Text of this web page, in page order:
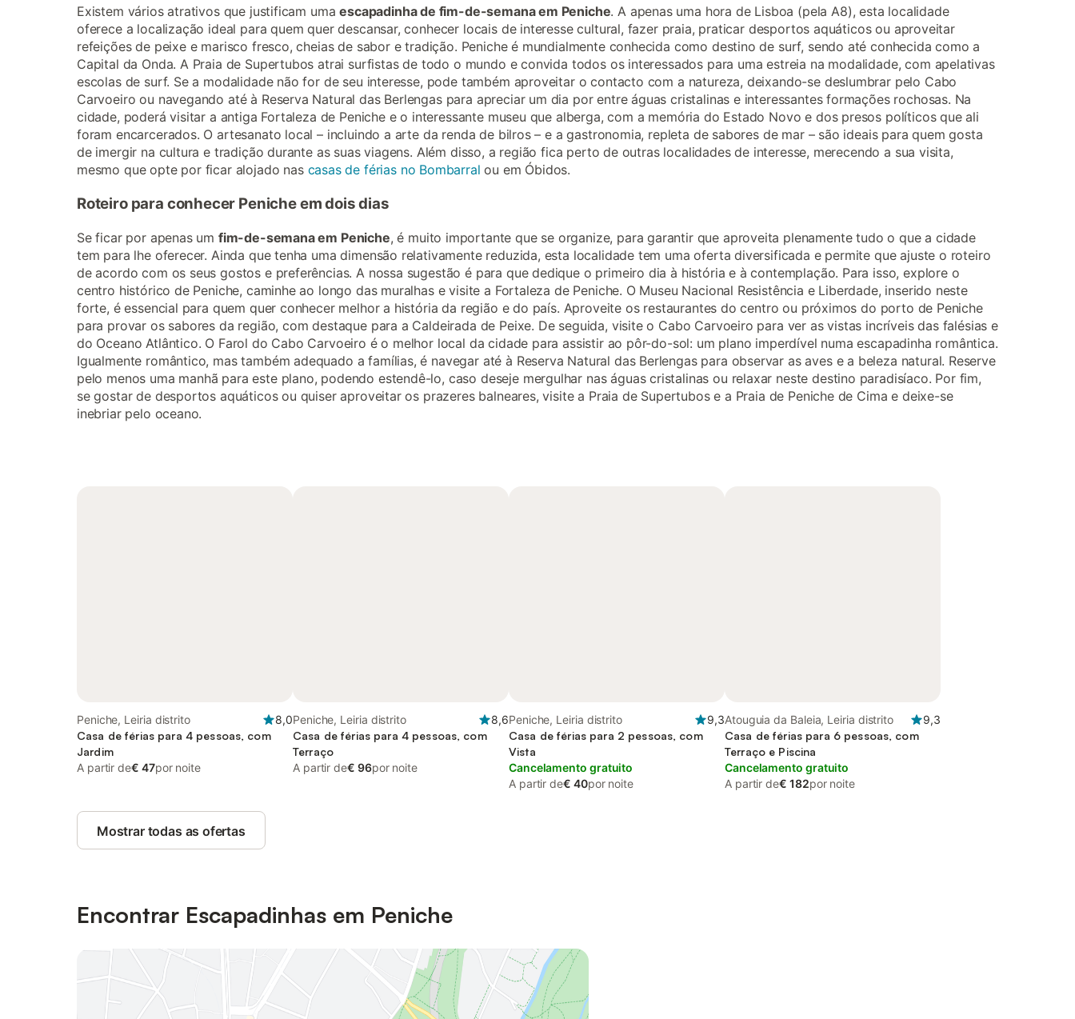
Existem vários atrativos que justificam umaescapadinha de fim-de-semana em Peniche. A apenas uma hora de Lisboa (pela A8), esta localidade
oferece a localização ideal para quem quer descansar, conhecer locais de interesse cultural, fazer praia, praticar desportos aquáticos ou aproveitar
refeições de peixe e marisco fresco, cheias de sabor e tradição. Peniche é mundialmente conhecida como destino de surf, sendo até conhecida como a
Capital da Onda. A Praia de Supertubos atrai surfistas de todo o mundo e convida todos os interessados para uma estreia na modalidade, com apelativas
escolas de surf. Se a modalidade não for de seu interesse, pode também aproveitar o contacto com a natureza, deixando-se deslumbrar pelo Cabo
Carvoeiro ou navegando até à Reserva Natural das Berlengas para apreciar um dia por entre águas cristalinas e interessantes formações rochosas. Na
cidade, poderá visitar a antiga Fortaleza de Peniche e o interessante museu que alberga, com a memória do Estado Novo e dos presos políticos que ali
foram encarcerados. O artesanato local – incluindo a arte da renda de bilros – e a gastronomia, repleta de sabores de mar – são ideais para quem gosta
de imergir na cultura e tradição durante as suas viagens. Além disso, a região fica perto de outras localidades de interesse, merecendo a sua visita,
mesmo que opte por ficar alojado nas casas de férias no Bombarral ou em Óbidos.
Roteiro para conhecer Peniche em dois dias
Se ficar por apenas um fim-de-semana em Peniche, é muito importante que se organize, para garantir que aproveita plenamente tudo o que a cidade
tem para lhe oferecer. Ainda que tenha uma dimensão relativamente reduzida, esta localidade tem uma oferta diversificada e permite que ajuste o roteiro
de acordo com os seus gostos e preferências. A nossa sugestão é para que dedique o primeiro dia à história e à contemplação. Para isso, explore o
centro histórico de Peniche, caminhe ao longo das muralhas e visite a Fortaleza de Peniche. O Museu Nacional Resistência e Liberdade, inserido neste
forte, é essencial para quem quer conhecer melhor a história da região e do país. Aproveite os restaurantes do centro ou próximos do porto de Peniche
para provar os sabores da região, com destaque para a Caldeirada de Peixe. De seguida, visite o Cabo Carvoeiro para ver as vistas incríveis das falésias e
do Oceano Atlântico. O Farol do Cabo Carvoeiro é o melhor local da cidade para assistir ao pôr-do-sol: um plano imperdível numa escapadinha romântica.
Igualmente romântico, mas também adequado a famílias, é navegar até à Reserva Natural das Berlengas para observar as aves e a beleza natural. Reserve
pelo menos uma manhã para este plano, podendo estendê-lo, caso deseje mergulhar nas águas cristalinas ou relaxar neste destino paradisíaco. Por fim,
se gostar de desportos aquáticos ou quiser aproveitar os prazeres balneares, visite a Praia de Supertubos e a Praia de Peniche de Cima e deixe-se
inebriar pelo oceano.
Peniche, Leiria distrito
8,0
Casa de férias para 4 pessoas, com
Jardim
A partir de€ 47por noite
Peniche, Leiria distrito
8,6
Casa de férias para 4 pessoas, com
Terraço
A partir de€ 96por noite
Peniche, Leiria distrito
9,3
Casa de férias para 2 pessoas, com
Vista
Cancelamento gratuito
A partir de€ 40por noite
Atouguia da Baleia, Leiria distrito
9,3
Casa de férias para 6 pessoas, com
Terraço e Piscina
Cancelamento gratuito
A partir de€ 182por noite
Mostrar todas as ofertas
Encontrar Escapadinhas em Peniche